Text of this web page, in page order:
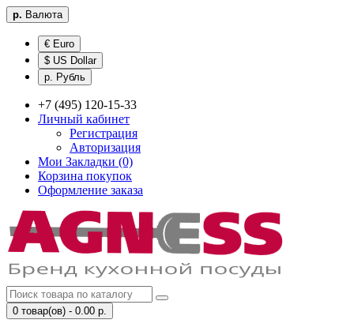
р. Валюта
€ Euro
$ US Dollar
р. Рубль
+7 (495) 120-15-33
Личный кабинет
Регистрация
Авторизация
Мои Закладки (0)
Корзина покупок
Оформление заказа
0 товар(ов) - 0.00 р.